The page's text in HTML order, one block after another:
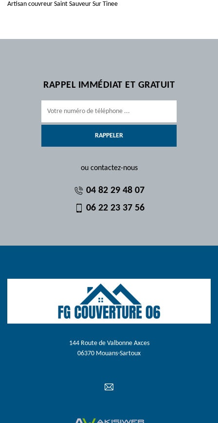
Artisan couvreur Saint Sauveur Sur Tinee
RAPPEL IMMÉDIAT ET GRATUIT
ou contactez-nous
04 82 29 48 07
06 22 23 37 56
144 Route de Valbonne Axces
06370 Mouans-Sartoux